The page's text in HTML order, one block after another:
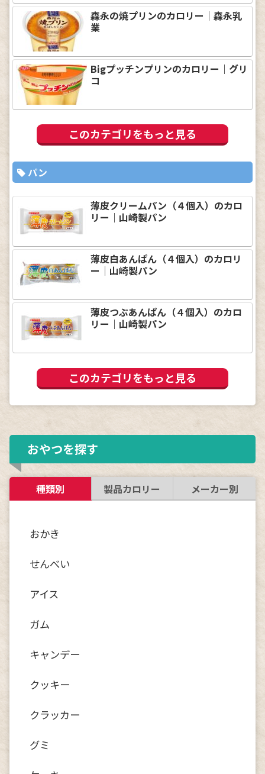
森永の焼プリンのカロリー｜森永乳
業
Bigプッチンプリンのカロリー｜グリ
コ
このカテゴリをもっと見る
パン
薄皮クリームパン（４個入）のカロ
リー｜山崎製パン
薄皮白あんぱん（４個入）のカロリ
ー｜山崎製パン
薄皮つぶあんぱん（４個入）のカロ
リー｜山崎製パン
このカテゴリをもっと見る
おやつを探す
種類別 製品カロリー メーカー別
おかき
せんべい
アイス
ガム
キャンデー
クッキー
クラッカー
グミ